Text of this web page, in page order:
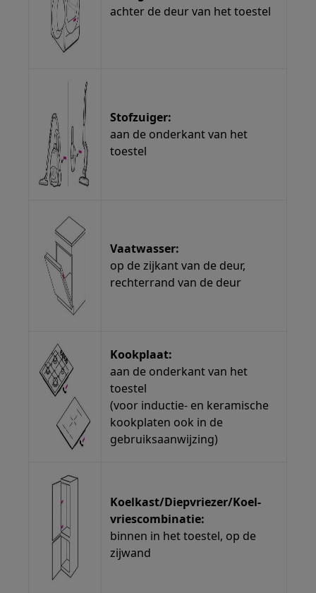
achter de deur van het toestel
Stofzuiger:
aan de onderkant van het
toestel
Vaatwasser:
op de zijkant van de deur,
rechterrand van de deur
Kookplaat:
aan de onderkant van het
toestel
(voor inductie- en keramische
kookplaten ook in de
gebruiksaanwijzing)
Koelkast/Diepvriezer/Koel-
vriescombinatie:
binnen in het toestel, op de
zijwand